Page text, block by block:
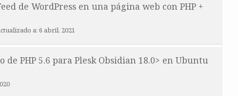
de WordPress en una página web con PHP +
a: 6 abril, 2021
PHP 5.6 para Plesk Obsidian 18.0> en Ubuntu